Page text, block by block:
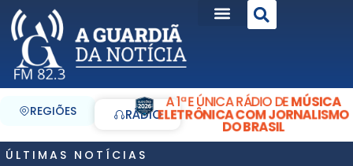
REGIÕES RÁDIO
A 1ª E ÚNICA RÁDIO DEMÚSICA
ELETRÔNICA COM JORNALISMO
DO BRASIL
ÚLTIMAS NOTÍCIAS